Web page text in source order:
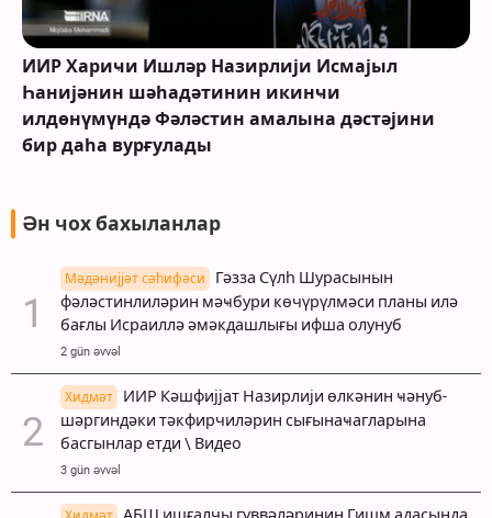
ИИР Хариҹи Ишләр Назирлији Исмајыл
Һанијәнин шәһадәтинин икинҹи
илдөнүмүндә Фәләстин амалына дәстәјини
бир даһа вурғулады
Ән чох бахыланлар
Мәдәнијјәт сәһифәси
Гәзза Сүлһ Шурасынын
фәләстинлиләрин мәҹбури көчүрүлмәси планы илә
бағлы Исраиллә әмәкдашлығы ифша олунуб
2 gün əvvəl
Хидмәт
ИИР Кәшфијјат Назирлији өлкәнин ҹәнуб-
шәргиндәки тәкфирчиләрин сығынаҹагларына
басгынлар етди \ Видео
3 gün əvvəl